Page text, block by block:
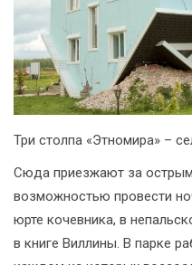
Три столпа «Этномира» –
Сюда приезжают за
возможностью провести
юрте кочевника, в
в книге Виллины. В парке